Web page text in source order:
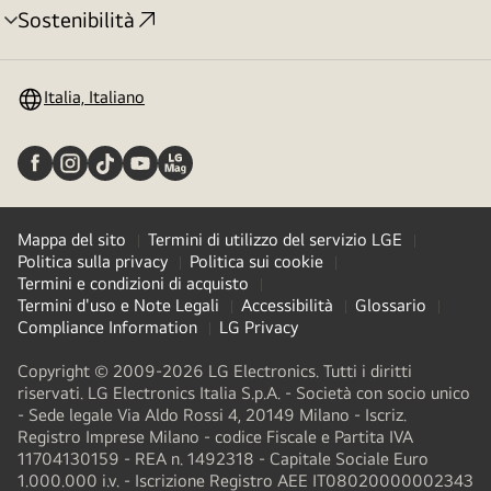
Sostenibilità
Attivazione
Italia, Italiano
Mappa del sito
Termini di utilizzo del servizio LGE
Politica sulla privacy
Politica sui cookie
Termini e condizioni di acquisto
Termini d'uso e Note Legali
Accessibilità
Glossario
Compliance Information
LG Privacy
Copyright © 2009-2026 LG Electronics. Tutti i diritti
riservati. LG Electronics Italia S.p.A. - Società con socio unico
- Sede legale Via Aldo Rossi 4, 20149 Milano - Iscriz.
Registro Imprese Milano - codice Fiscale e Partita IVA
11704130159 - REA n. 1492318 - Capitale Sociale Euro
1.000.000 i.v. - Iscrizione Registro AEE IT08020000002343​